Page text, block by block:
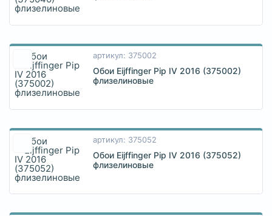
артикул: 375002
Обои Eijffinger Pip IV 2016 (375002)
флизелиновые
артикул: 375052
Обои Eijffinger Pip IV 2016 (375052)
флизелиновые